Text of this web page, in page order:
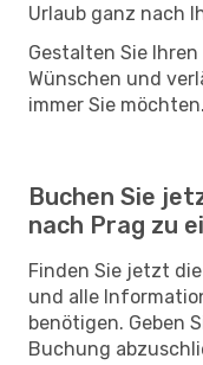
Urlaub ganz nach
Gestalten Sie
Wünschen und
immer Sie möchten.
Buchen Sie
nach Prag zu
Finden Sie jetzt
und alle
benötigen. Geben
Buchung